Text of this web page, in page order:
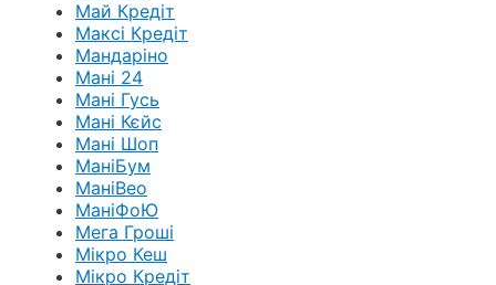
Май Кредіт
Максі Кредіт
Мандаріно
Мані 24
Мані Гусь
Мані Кєйс
Мані Шоп
МаніБум
МаніВео
МаніФоЮ
Мега Гроші
Мікро Кеш
Мікро Кредіт